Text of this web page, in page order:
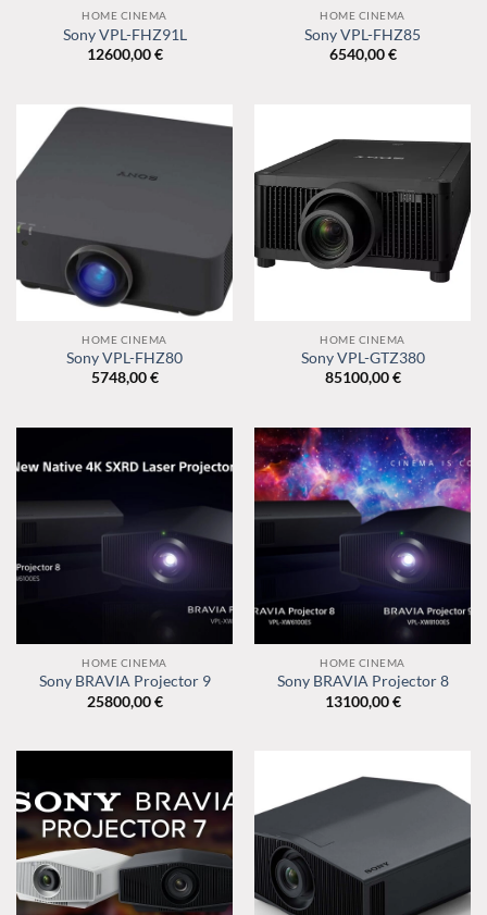
HOME CINEMA
Sony VPL-FHZ91L
12600,00€
HOME CINEMA
Sony VPL-FHZ85
6540,00€
HOME CINEMA
Sony VPL-FHZ80
5748,00€
HOME CINEMA
Sony VPL-GTZ380
85100,00€
HOME CINEMA
Sony BRAVIA Projector 9
25800,00€
HOME CINEMA
Sony BRAVIA Projector 8
13100,00€